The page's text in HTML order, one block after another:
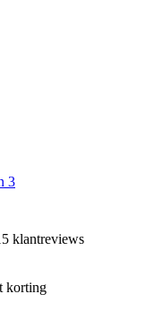
3
klantreviews
korting